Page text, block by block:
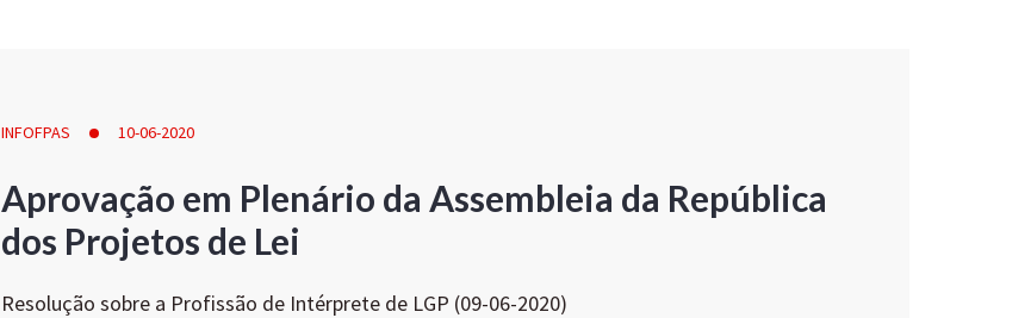
INFOFPAS 10-06-2020
Aprovação em Plenário da Assembleia da República
dos Projetos de Lei
Resolução sobre a Profissão de Intérprete de LGP (09-06-2020)